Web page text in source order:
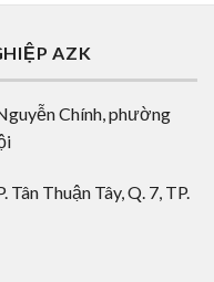
AZK
Chính, phường
Thuận Tây, Q. 7, TP.